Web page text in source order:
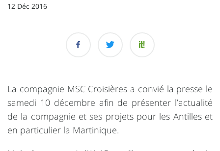
12 Déc 2016
La compagnie MSC Croisières a convié la presse le
samedi 10 décembre afin de présenter l’actualité
de la compagnie et ses projets pour les Antilles et
en particulier la Martinique.